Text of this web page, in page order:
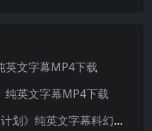
英文字幕MP4下载
纯英文字幕MP4下载
Project Hail Mary《挽救计划》纯英文字幕科幻电影MP4下载